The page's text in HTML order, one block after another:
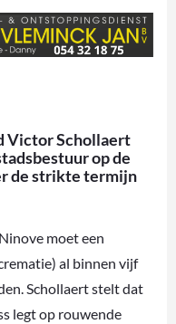
Victor Schollaert
op de
destrikte termijn
moet een
al binnen vijf
.Schollaert stelt dat
legt op rouwende